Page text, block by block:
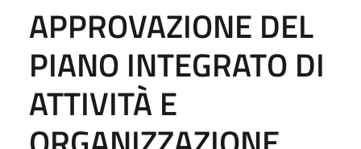
APPROVAZIONE DEL
PIANO INTEGRATO DI
ATTIVITÀ E